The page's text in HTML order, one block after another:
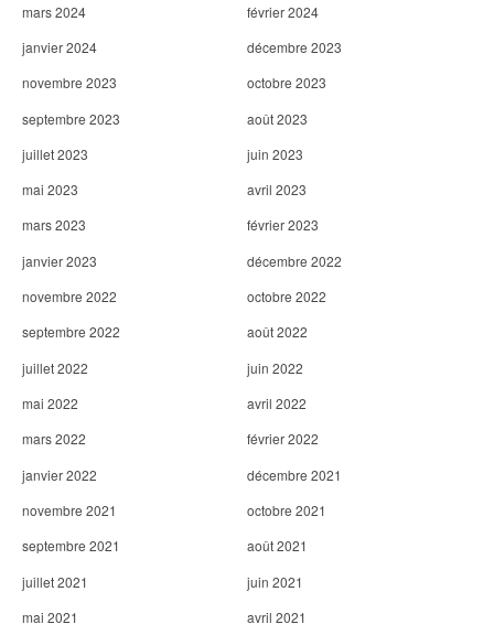
mars 2024
février 2024
janvier 2024
décembre 2023
novembre 2023
octobre 2023
septembre 2023
août 2023
juillet 2023
juin 2023
mai 2023
avril 2023
mars 2023
février 2023
janvier 2023
décembre 2022
novembre 2022
octobre 2022
septembre 2022
août 2022
juillet 2022
juin 2022
mai 2022
avril 2022
mars 2022
février 2022
janvier 2022
décembre 2021
novembre 2021
octobre 2021
septembre 2021
août 2021
juillet 2021
juin 2021
mai 2021
avril 2021